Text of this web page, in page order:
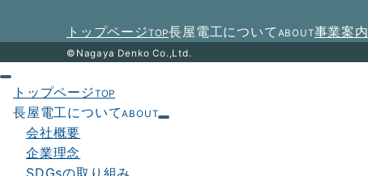
ン
トップページTOP長屋電工について ABOUT事業案内
©Nagaya Denko Co.,Ltd.
トップページTOP
長屋電工についてABOUT
会社概要
企業理念
SDGsの取り組み